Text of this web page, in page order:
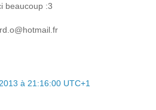
beaucoup :3
à 21:16:00 UTC+1